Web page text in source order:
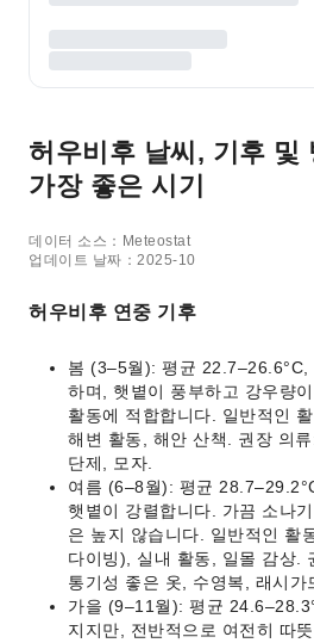
허우비후 날씨, 기후 및
가장 좋은 시기
데이터 소스：Meteostat
업데이트 날짜：2025-10
허우비후 연중 기후
봄 (3–5월): 평균 22.7–26.6°C,
하며, 햇볕이 풍부하고 강우량
활동에 적합합니다. 일반적인
해변 활동, 해안 산책. 권장 의
단제, 모자.
여름 (6–8월): 평균
햇볕이 강렬합니다. 가끔 소나
은 높지 않습니다. 일반적인 활
다이빙), 실내 활동, 일몰 감상.
통기성 좋은 옷, 수영복, 래시가
가을 (9–11월): 평균
지지만, 전반적으로 여전히 따